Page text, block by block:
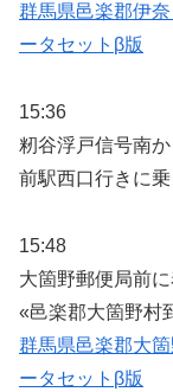
群馬県邑楽郡伊
ータセットβ版
15:36
籾谷浮戸信号南
前駅西口行きに乗
15:48
大箇野郵便局前
«邑楽郡大箇野
群馬県邑楽郡大
ータセットβ版